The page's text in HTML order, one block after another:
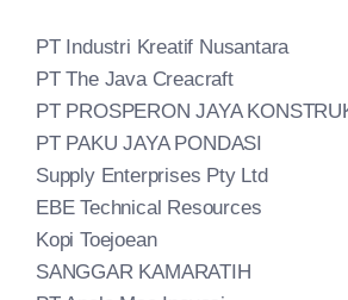
PT Industri Kreatif Nusantara
PT The Java Creacraft
PT PROSPERON JAYA
PT PAKU JAYA PONDASI
Supply Enterprises Pty Ltd
EBE Technical Resources
Kopi Toejoean
SANGGAR KAMARATIH